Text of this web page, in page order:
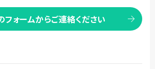
フォームからご連絡ください